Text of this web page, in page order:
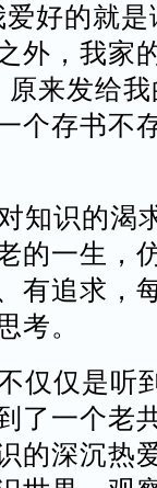
好的就
外，我家
来发给
个存书不
知识的渴
的一生，
有追求，
考。
仅仅是听
了一个老
的深沉热